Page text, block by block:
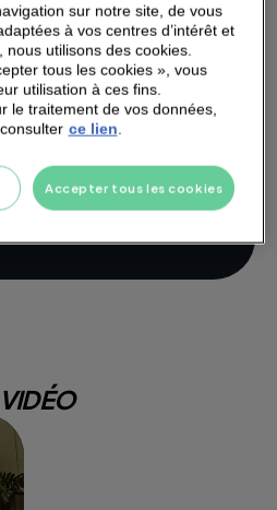
sur notre site, de vous
à vos centres d’intérêt et
nous utilisons des cookies.
tous les cookies », vous
utilisation à ces fins.
le traitement de vos données,
ce lien.
Accepter tous les cookies